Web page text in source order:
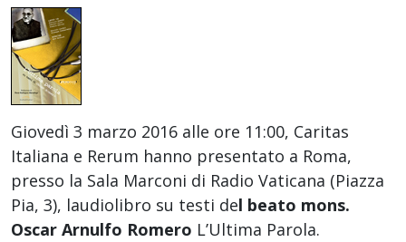
Giovedì 3 marzo 2016 alle ore 11:00, Caritas
Italiana e Rerum hanno presentato a Roma,
presso la Sala Marconi di Radio Vaticana (Piazza
Pia, 3), laudiolibro su testi del beato mons.
Oscar Arnulfo Romero L’Ultima Parola.